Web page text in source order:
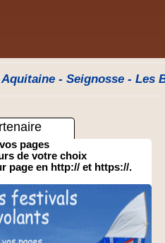
Aquitaine - Seignosse - Les
pages
de votre choix
page en http:// et https://.